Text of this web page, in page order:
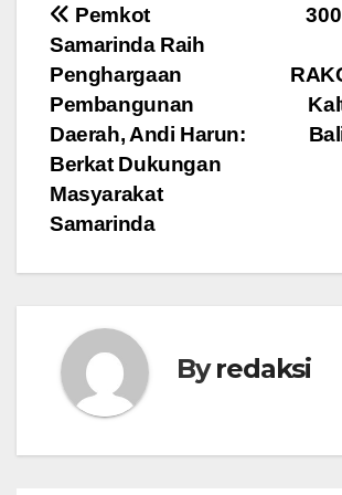
Navigasi
pos
Pemkot
Samarinda Raih
Penghargaan
Pembangunan
Daerah, Andi Harun:
Berkat Dukungan
Masyarakat
Samarinda
Byredaksi